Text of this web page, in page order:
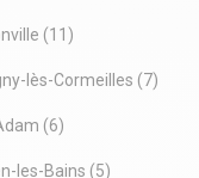
(11)
lès-Cormeilles (7)
(6)
les-Bains (5)